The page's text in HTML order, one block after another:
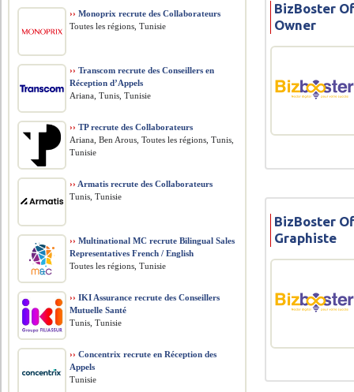
BizBoster
Owner
BizBoster
Graphiste
›› Monoprix recrute des Collaborateurs
Toutes les régions, Tunisie
›› Transcom recrute des Conseillers en
Réception d’Appels
Ariana, Tunis, Tunisie
›› TP recrute des Collaborateurs
Ariana, Ben Arous, Toutes les régions, Tunis,
Tunisie
›› Armatis recrute des Collaborateurs
Tunis, Tunisie
›› Multinational MC recrute Bilingual Sales
Representatives French / English
Toutes les régions, Tunisie
›› IKI Assurance recrute des Conseillers
Mutuelle Santé
Tunis, Tunisie
›› Concentrix recrute en Réception des
Appels
Tunisie